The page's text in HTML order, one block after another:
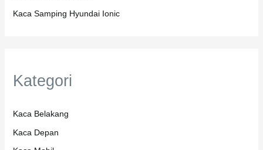
Kaca Samping Hyundai Ionic
Kategori
Kaca Belakang
Kaca Depan